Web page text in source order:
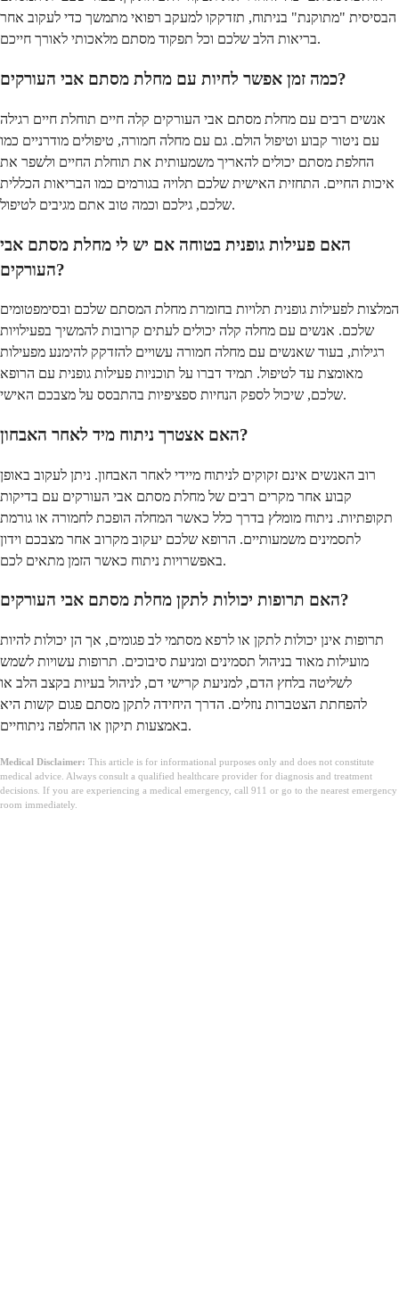
הבסיסית "מתוקנת" בניתוח, תזדקקו למעקב רפואי מתמשך כדי לעקוב אחר
בריאות הלב שלכם וכל תפקוד מסתם מלאכותי לאורך חייכם.
כמה זמן אפשר לחיות עם מחלת מסתם אבי העורקים?
אנשים רבים עם מחלת מסתם אבי העורקים קלה חיים תוחלת חיים רגילה
עם ניטור קבוע וטיפול הולם. גם עם מחלה חמורה, טיפולים מודרניים כמו
החלפת מסתם יכולים להאריך משמעותית את תוחלת החיים ולשפר את
איכות החיים. התחזית האישית שלכם תלויה בגורמים כמו הבריאות הכללית
שלכם, גילכם וכמה טוב אתם מגיבים לטיפול.
האם פעילות גופנית בטוחה אם יש לי מחלת מסתם אבי
העורקים?
המלצות לפעילות גופנית תלויות בחומרת מחלת המסתם שלכם ובסימפטומים
שלכם. אנשים עם מחלה קלה יכולים לעתים קרובות להמשיך בפעילויות
רגילות, בעוד שאנשים עם מחלה חמורה עשויים להזדקק להימנע מפעילות
מאומצת עד לטיפול. תמיד דברו על תוכניות פעילות גופנית עם הרופא
שלכם, שיכול לספק הנחיות ספציפיות בהתבסס על מצבכם האישי.
האם אצטרך ניתוח מיד לאחר האבחון?
רוב האנשים אינם זקוקים לניתוח מיידי לאחר האבחון. ניתן לעקוב באופן
קבוע אחר מקרים רבים של מחלת מסתם אבי העורקים עם בדיקות
תקופתיות. ניתוח מומלץ בדרך כלל כאשר המחלה הופכת לחמורה או גורמת
לתסמינים משמעותיים. הרופא שלכם יעקוב מקרוב אחר מצבכם וידון
באפשרויות ניתוח כאשר הזמן מתאים לכם.
האם תרופות יכולות לתקן מחלת מסתם אבי העורקים?
תרופות אינן יכולות לתקן או לרפא מסתמי לב פגומים, אך הן יכולות להיות
מועילות מאוד בניהול תסמינים ומניעת סיבוכים. תרופות עשויות לשמש
לשליטה בלחץ הדם, למניעת קרישי דם, לניהול בעיות בקצב הלב או
להפחתת הצטברות נוזלים. הדרך היחידה לתקן מסתם פגום קשות היא
באמצעות תיקון או החלפה ניתוחיים.
Medical Disclaimer: This article is for informational purposes only and does not constitute
medical advice. Always consult a qualified healthcare provider for diagnosis and treatment
decisions. If you are experiencing a medical emergency, call 911 or go to the nearest emergency
room immediately.